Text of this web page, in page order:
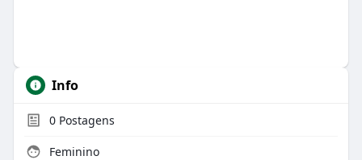
Info
0Postagens
Feminino